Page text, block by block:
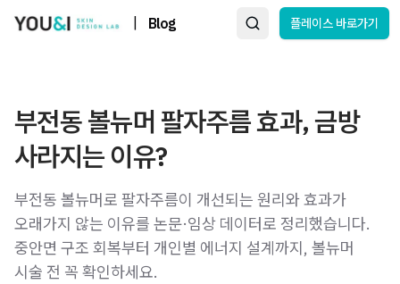
Blog 플레이스 바로가기
부전동 볼뉴머 팔자주름 효과, 금방
사라지는 이유?
부전동 볼뉴머로 팔자주름이 개선되는 원리와 효과가
오래가지 않는 이유를 논문·임상 데이터로 정리했습니다.
중안면 구조 회복부터 개인별 에너지 설계까지, 볼뉴머
시술 전 꼭 확인하세요.